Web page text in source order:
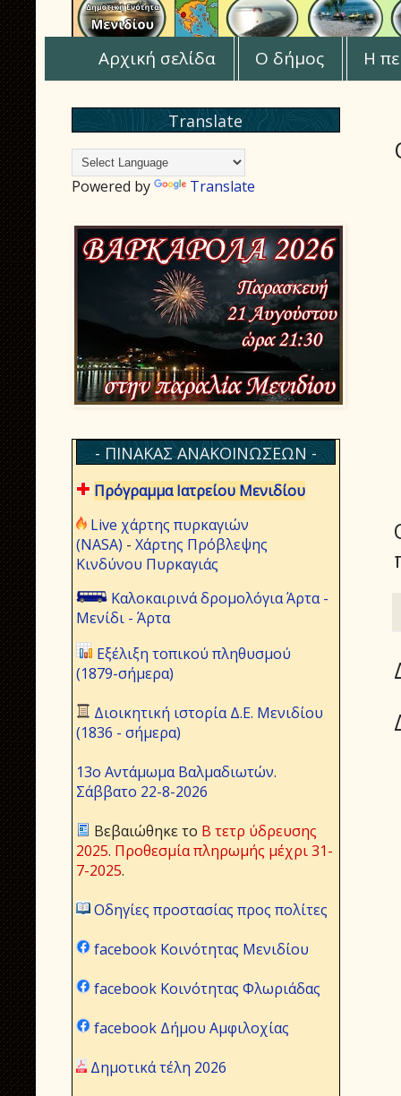
Αρχική σελίδα Ο δήμος Η
Translate
Powered by Translate
- ΠΙΝΑΚΑΣ ΑΝΑΚΟΙΝΩΣΕΩΝ -
Πρόγραμμα Ιατρείου Μενιδίου
Live χάρτης πυρκαγιών
(NASA) - Χάρτης Πρόβλεψης
Κινδύνου Πυρκαγιάς
Καλοκαιρινά δρομολόγια Άρτα -
Μενίδι - Άρτα
Εξέλιξη τοπικού πληθυσμού
(1879-σήμερα)
Διοικητική ιστορία Δ.Ε. Μενιδίου
(1836 - σήμερα)
13ο Αντάμωμα Βαλμαδιωτών.
Σάββατο 22-8-2026
Βεβαιώθηκε το Β τετρ ύδρευσης
2025. Προθεσμία πληρωμής μέχρι 31-
7-2025.
Οδηγίες προστασίας προς πολίτες
facebook Κοινότητας Μενιδίου
facebook Κοινότητας Φλωριάδας
facebook Δήμου Αμφιλοχίας
Δημοτικά τέλη 2026